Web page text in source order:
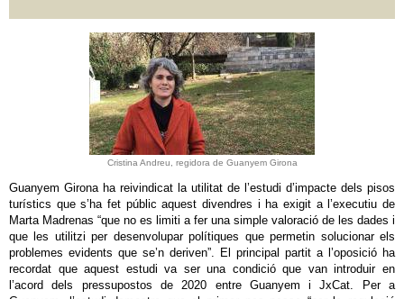
Cristina Andreu, regidora de Guanyem Girona
Guanyem Girona ha reivindicat la utilitat de l’estudi d’impacte dels pisos
turístics que s’ha fet públic aquest divendres i ha exigit a l’executiu de
Marta Madrenas “que no es limiti a fer una simple valoració de les dades i
que les utilitzi per desenvolupar polítiques que permetin solucionar els
problemes evidents que se’n deriven”. El principal partit a l’oposició ha
recordat que aquest estudi va ser una condició que van introduir en
l’acord dels pressupostos de 2020 entre Guanyem i JxCat. Per a